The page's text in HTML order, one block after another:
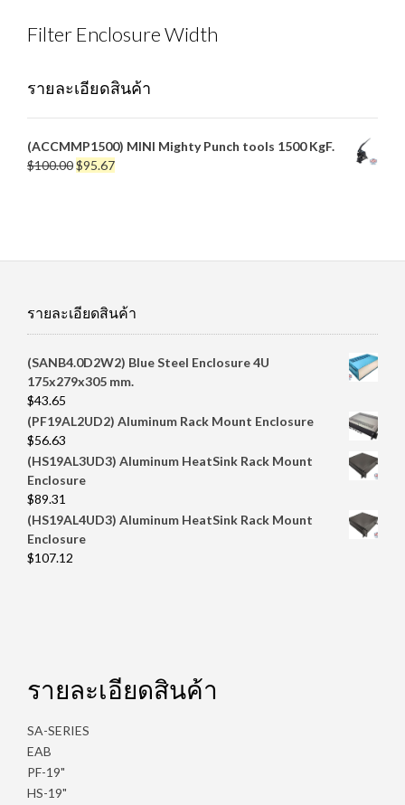
Filter Enclosure Width
รายละเอียดสินค้า
(ACCMMP1500) MINI Mighty Punch tools 1500 KgF.
$100.00Original
$95.67Current
รายละเอียดสินค้า
(SANB4.0D2W2) Blue Steel Enclosure 4U
175x279x305 mm.
$43.65
(PF19AL2UD2) Aluminum Rack Mount Enclosure
$56.63
(HS19AL3UD3) Aluminum HeatSink Rack Mount
Enclosure
$89.31
(HS19AL4UD3) Aluminum HeatSink Rack Mount
Enclosure
$107.12
รายละเอียดสินค้า
SA-SERIES
EAB
PF-19"
HS-19"